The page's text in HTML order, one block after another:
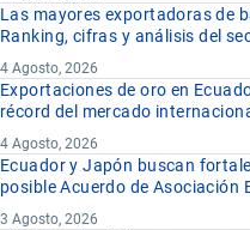
Las mayores exportadoras de
Ranking, cifras y análisis del
4 Agosto, 2026
Exportaciones de oro en
récord del mercado
4 Agosto, 2026
Ecuador y Japón buscan
posible Acuerdo de Asociación
3 Agosto, 2026